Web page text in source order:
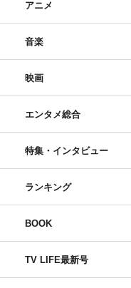
アニメ
音楽
映画
エンタメ総合
特集・インタビュー
ランキング
BOOK
TV LIFE最新号